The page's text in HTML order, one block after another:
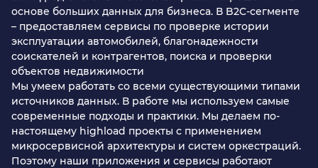
основе больших данных для бизнеса. В B2C-сегменте
– предоставляем сервисы по проверке истории
эксплуатации автомобилей, благонадежности
соискателей и контрагентов, поиска и проверки
объектов недвижимости
Мы умеем работать со всеми существующими типами
источников данных. В работе мы используем самые
современные подходы и практики. Мы делаем по-
настоящему highload проекты с применением
микросервисной архитектуры и систем оркестраций.
Поэтому наши приложения и сервисы работают